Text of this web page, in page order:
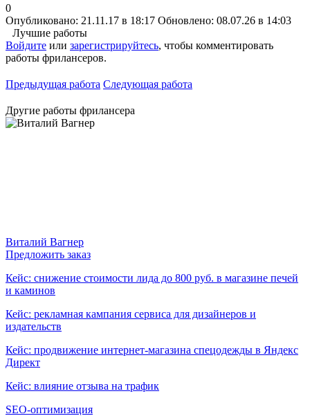
0
Опубликовано: 21.11.17 в 18:17 Обновлено: 08.07.26 в 14:03
Лучшие работы
Войдите или зарегистрируйтесь, чтобы комментировать
работы фрилансеров.
Предыдущая работа Следующая работа
Другие работы фрилансера
Виталий Вагнер
Предложить заказ
Кейс: снижение стоимости лида до 800 руб. в магазине печей
и каминов
Кейс: рекламная кампания сервиса для дизайнеров и
издательств
Кейс: продвижение интернет-магазина спецодежды в Яндекс
Директ
Кейс: влияние отзыва на трафик
SEO-оптимизация